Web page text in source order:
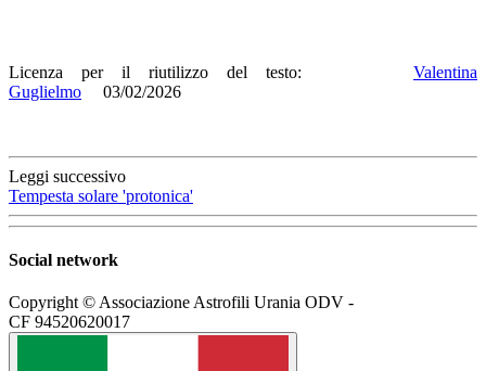
Licenza per il riutilizzo del testo: Valentina
Guglielmo 03/02/2026
Leggi successivo
Tempesta solare 'protonica'
Social network
Copyright © Associazione Astrofili Urania ODV -
CF 94520620017